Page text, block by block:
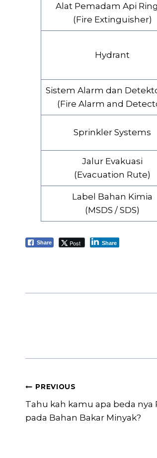
Alat Pemadam Api
(Fire Extinguisher)
Hydrant
Sistem Alarm dan
(Fire Alarm and
Sprinkler Systems
Jalur Evakuasi
(Evacuation Rute)
Label Bahan Kimia
(MSDS / SDS)
Share Post Share
Post
navigation
PREVIOUS
Tahu kah kamu apa beda nya
pada Bahan Bakar Minyak?